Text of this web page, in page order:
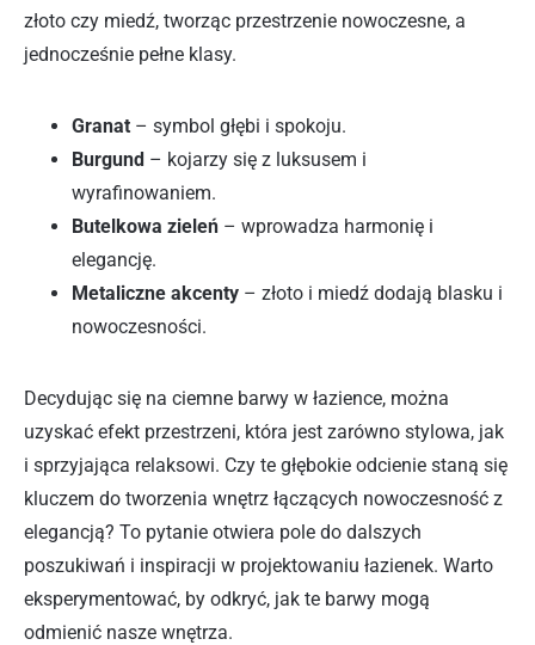
złoto czy miedź, tworząc przestrzenie nowoczesne, a
jednocześnie pełne klasy.
Granat – symbol głębi i spokoju.
Burgund – kojarzy się z luksusem i
wyrafinowaniem.
Butelkowa zieleń – wprowadza harmonię i
elegancję.
Metaliczne akcenty – złoto i miedź dodają blasku i
nowoczesności.
Decydując się na ciemne barwy w łazience, można
uzyskać efekt przestrzeni, która jest zarówno stylowa, jak
i sprzyjająca relaksowi. Czy te głębokie odcienie staną się
kluczem do tworzenia wnętrz łączących nowoczesność z
elegancją? To pytanie otwiera pole do dalszych
poszukiwań i inspiracji w projektowaniu łazienek. Warto
eksperymentować, by odkryć, jak te barwy mogą
odmienić nasze wnętrza.